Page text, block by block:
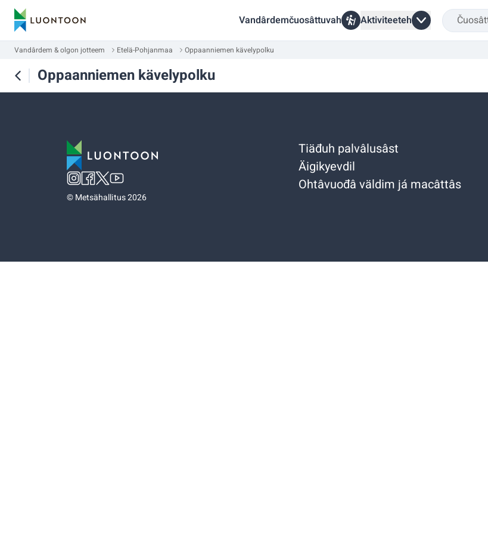
Vandârdemčuosâttuvah Aktiviteeteh
Vandârdem & olgon jotteem Etelä-Pohjanmaa Oppaanniemen kävelypolku
Oppaanniemen kävelypolku
©Metsähallitus 2026
Tiäđuh palvâlusâst
Äigikyevdil
Ohtâvuođâ väldim já macâttâs